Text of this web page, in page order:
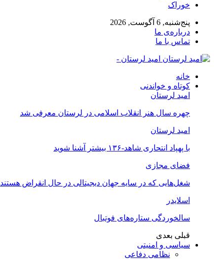
خوراک
پنج‌شنبه, 6 آگوست, 2026
درباره‌ی ما
تماس با ما
امید لرستان -
خانه
کوتاه و خواندنی
امید لرستان
چهره سال هنر انقلاب اسلامی در لرستان معرفی شد
امید لرستان
با پهپاد انتحاری شاهد-۱۳۶ بیشتر آشنا شوید
فضای مجازی
شغل‌‌هایی که در سایه جهان دیجیتالی در حال انقراض هستند
اسلایدر
سالخوردگی ستاره‌های فوتبال
قبلی بعدی
سیاسی و امنیتی
نظامی دفاعی